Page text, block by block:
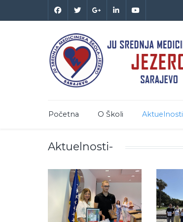
Početna O Školi Aktuelnosti
Aktuelnosti-